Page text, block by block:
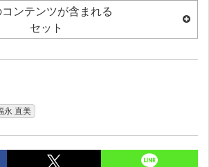
コンテンツが含まれる
セット
永 直美